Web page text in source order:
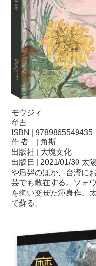
モウジィ
牟吉
ISBN | 9789865549435
作 者 | 角斯
出版社 | 大塊文化
出版日 | 2021/01/30 太
や后羿のほか、台湾に
芸でも散在する。ツォ
を綯い交ぜた渾身作。
で蘇る。